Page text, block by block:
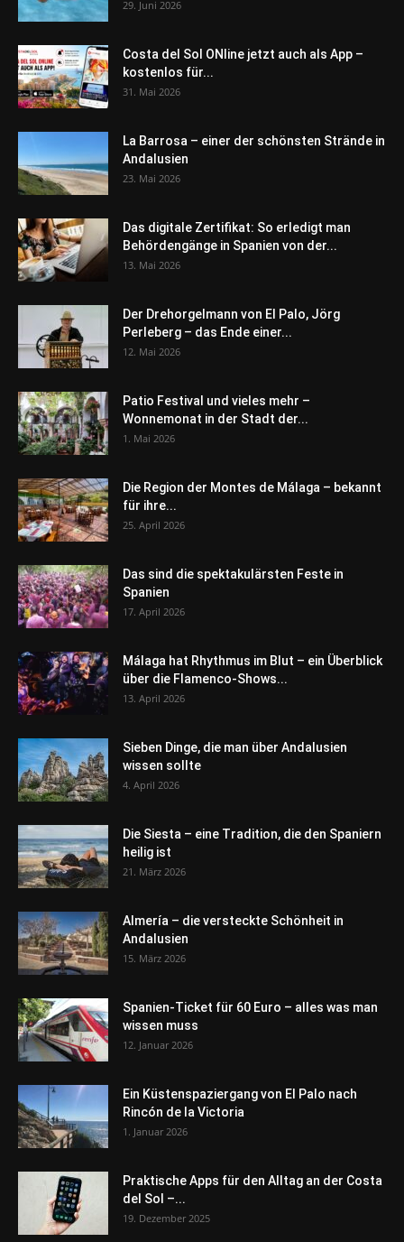
29. Juni 2026
Costa del Sol ONline jetzt auch als App –
kostenlos für...
31. Mai 2026
La Barrosa – einer der schönsten Strände in
Andalusien
23. Mai 2026
Das digitale Zertifikat: So erledigt man
Behördengänge in Spanien von der...
13. Mai 2026
Der Drehorgelmann von El Palo, Jörg
Perleberg – das Ende einer...
12. Mai 2026
Patio Festival und vieles mehr –
Wonnemonat in der Stadt der...
1. Mai 2026
Die Region der Montes de Málaga – bekannt
für ihre...
25. April 2026
Das sind die spektakulärsten Feste in
Spanien
17. April 2026
Málaga hat Rhythmus im Blut – ein Überblick
über die Flamenco-Shows...
13. April 2026
Sieben Dinge, die man über Andalusien
wissen sollte
4. April 2026
Die Siesta – eine Tradition, die den Spaniern
heilig ist
21. März 2026
Almería – die versteckte Schönheit in
Andalusien
15. März 2026
Spanien-Ticket für 60 Euro – alles was man
wissen muss
12. Januar 2026
Ein Küstenspaziergang von El Palo nach
Rincón de la Victoria
1. Januar 2026
Praktische Apps für den Alltag an der Costa
del Sol –...
19. Dezember 2025